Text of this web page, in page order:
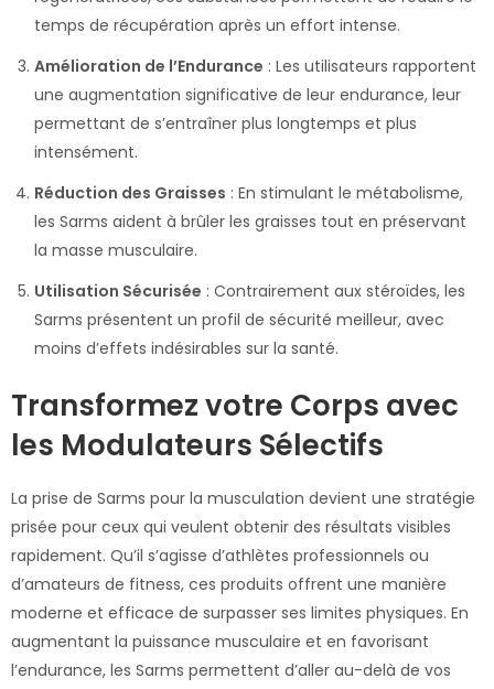
temps de récupération après un effort intense.
Amélioration de l’Endurance : Les utilisateurs rapportent
une augmentation significative de leur endurance, leur
permettant de s’entraîner plus longtemps et plus
intensément.
Réduction des Graisses : En stimulant le métabolisme,
les Sarms aident à brûler les graisses tout en préservant
la masse musculaire.
Utilisation Sécurisée : Contrairement aux stéroïdes, les
Sarms présentent un profil de sécurité meilleur, avec
moins d’effets indésirables sur la santé.
Transformez votre Corps avec
les Modulateurs Sélectifs
La prise de Sarms pour la musculation devient une stratégie
prisée pour ceux qui veulent obtenir des résultats visibles
rapidement. Qu’il s’agisse d’athlètes professionnels ou
d’amateurs de fitness, ces produits offrent une manière
moderne et efficace de surpasser ses limites physiques. En
augmentant la puissance musculaire et en favorisant
l’endurance, les Sarms permettent d’aller au-delà de vos